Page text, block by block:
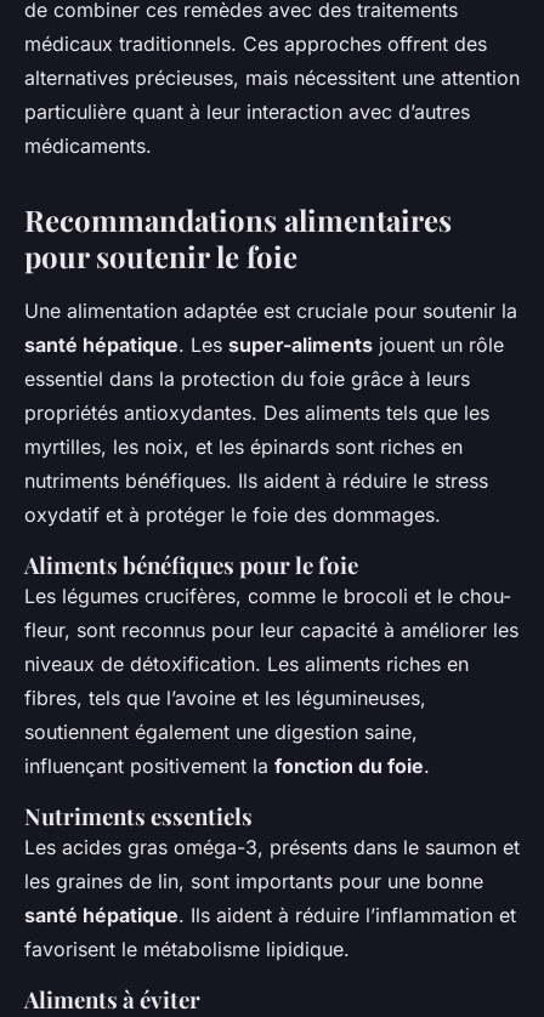
de combiner ces remèdes avec des traitements
médicaux traditionnels. Ces approches offrent des
alternatives précieuses, mais nécessitent une attention
particulière quant à leur interaction avec d’autres
médicaments.
Recommandations alimentaires
pour soutenir le foie
Une alimentation adaptée est cruciale pour soutenir la
santé hépatique. Les super-aliments jouent un rôle
essentiel dans la protection du foie grâce à leurs
propriétés antioxydantes. Des aliments tels que les
myrtilles, les noix, et les épinards sont riches en
nutriments bénéfiques. Ils aident à réduire le stress
oxydatif et à protéger le foie des dommages.
Aliments bénéfiques pour le foie
Les légumes crucifères, comme le brocoli et le chou-
fleur, sont reconnus pour leur capacité à améliorer les
niveaux de détoxification. Les aliments riches en
fibres, tels que l’avoine et les légumineuses,
soutiennent également une digestion saine,
influençant positivement la fonction du foie.
Nutriments essentiels
Les acides gras oméga-3, présents dans le saumon et
les graines de lin, sont importants pour une bonne
santé hépatique. Ils aident à réduire l’inflammation et
favorisent le métabolisme lipidique.
Aliments à éviter